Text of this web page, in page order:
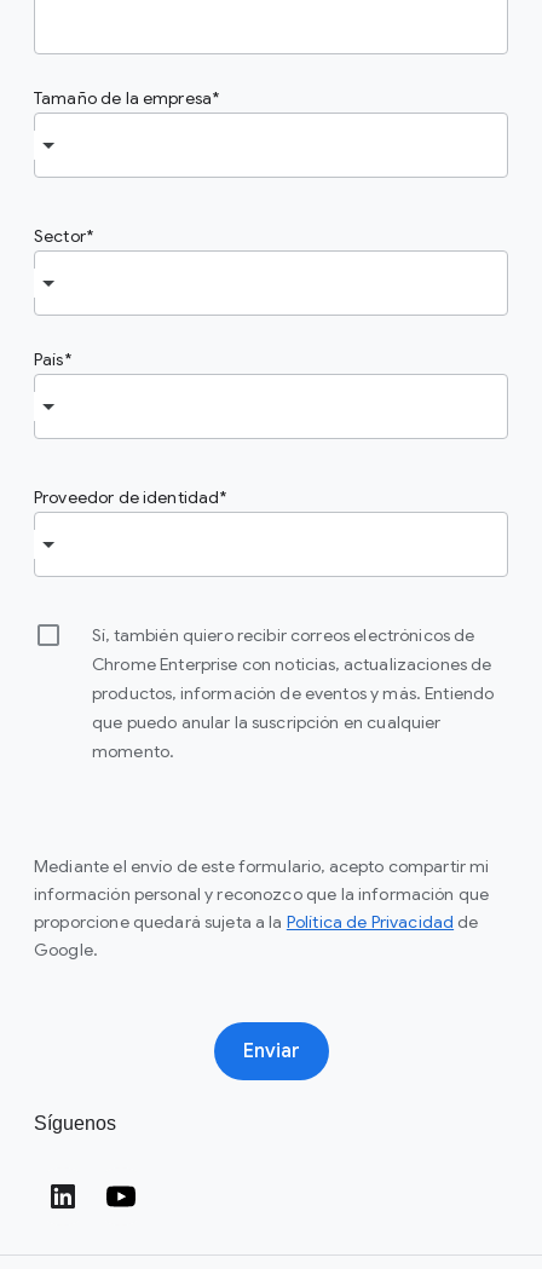
Tamaño de la empresa
Sector
País
Proveedor de identidad
Sí, también quiero recibir correos electrónicos de
Chrome Enterprise con noticias, actualizaciones de
productos, información de eventos y más. Entiendo
que puedo anular la suscripción en cualquier
momento.
Mediante el envío de este formulario, acepto compartir mi
información personal y reconozco que la información que
proporcione quedará sujeta a la Política de Privacidad de
Google.
Enviar
Síguenos